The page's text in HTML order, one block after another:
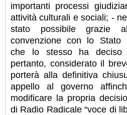
importanti processi
attività culturali e sociali; -
stato possibile grazie
convenzione con lo Stato
che lo stesso ha
pertanto, considerato il
porterà alla definitiva
appello al governo
modificare la propria
di Radio Radicale “voce di